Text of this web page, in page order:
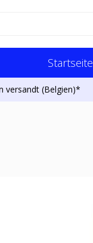
Startseite
versandt (Belgien)*